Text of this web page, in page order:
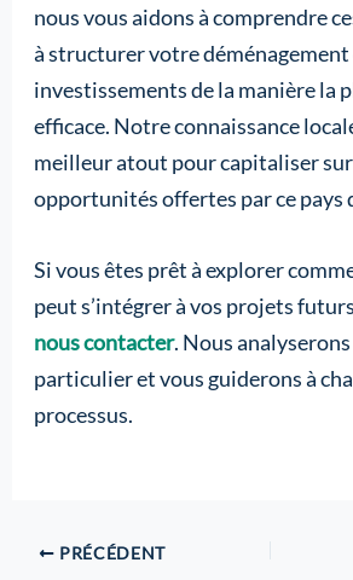
nous vous aidons à comprendre
à structurer votre déménagement
investissements de la manière la
efficace. Notre connaissance
meilleur atout pour capitaliser
opportunités offertes par ce pays
Si vous êtes prêt à explorer
peut s’intégrer à vos projets
nous contacter. Nous
particulier et vous guiderons à
processus.
PRÉCÉDENT